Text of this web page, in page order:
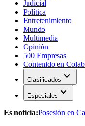
Judicial
Política
Entretenimiento
Mundo
Multimedia
Opinión
500 Empresas
Contenido en
Clasificados expand_more
Especiales expand_more
Es noticia:Posesión en